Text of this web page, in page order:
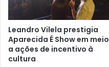
Leandro Vilela prestigia
Aparecida É Show em meio
a ações de incentivo à
cultura